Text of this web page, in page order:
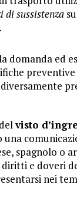
di sussistenza
.
domanda ed
preventive
visto
spagnolo o
diritti e doveri
nei